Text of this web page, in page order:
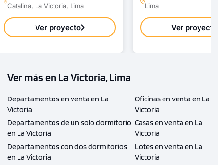
Catalina, La Victoria, Lima
Ver proyecto
Lima
Ver proyecto
Ver más en La Victoria, Lima
Departamentos en venta en La
Victoria
Departamentos de un solo dormitorio
en La Victoria
Departamentos con dos dormitorios
en La Victoria
Oficinas en venta en La
Victoria
Casas en venta en La
Victoria
Lotes en venta en La
Victoria